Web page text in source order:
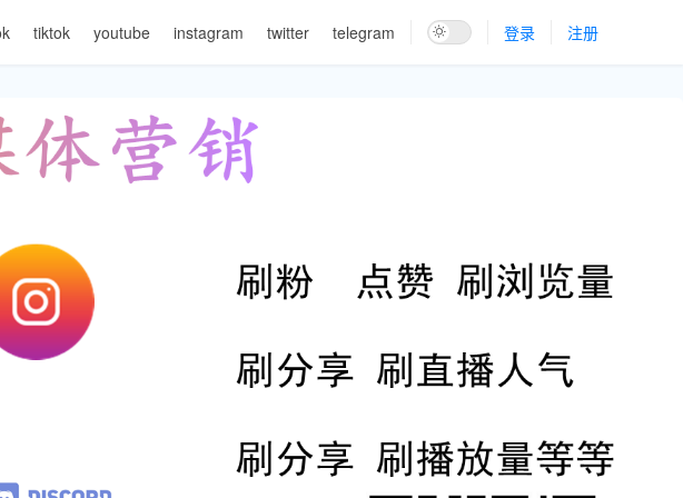
tiktok youtube instagram twitter telegram 登录 注册